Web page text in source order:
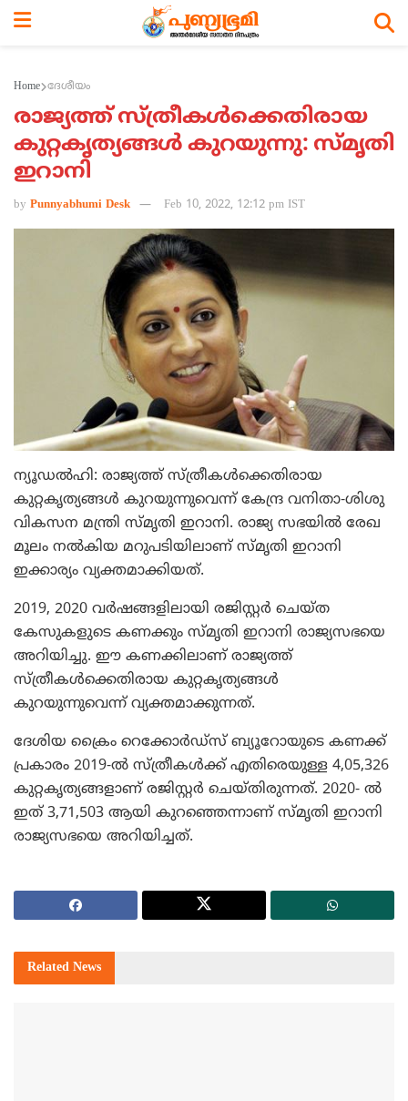
Home ദേശീയം
രാജ്യത്ത് സ്ത്രീകള്‍ക്കെതിരായ
കുറ്റകൃത്യങ്ങള്‍ കുറയുന്നു: സ്മൃതി
ഇറാനി
by Punnyabhumi Desk Feb 10, 2022, 12:12 pm IST
ന്യൂഡല്‍ഹി: രാജ്യത്ത് സ്ത്രീകള്‍ക്കെതിരായ
കുറ്റകൃത്യങ്ങള്‍ കുറയുന്നുവെന്ന് കേന്ദ്ര വനിതാ-ശിശു
വികസന മന്ത്രി സ്മൃതി ഇറാനി. രാജ്യ സഭയില്‍ രേഖ
മൂലം നല്‍കിയ മറുപടിയിലാണ് സ്മൃതി ഇറാനി
ഇക്കാര്യം വ്യക്തമാക്കിയത്.
2019, 2020 വര്‍ഷങ്ങളിലായി രജിസ്റ്റര്‍ ചെയ്ത
കേസുകളുടെ കണക്കും സ്മൃതി ഇറാനി രാജ്യസഭയെ
അറിയിച്ചു. ഈ കണക്കിലാണ് രാജ്യത്ത്
സ്ത്രീകള്‍ക്കെതിരായ കുറ്റകൃത്യങ്ങള്‍
കുറയുന്നുവെന്ന് വ്യക്തമാക്കുന്നത്.
ദേശിയ ക്രൈം റെക്കോര്‍ഡ്സ് ബ്യൂറോയുടെ കണക്ക്
പ്രകാരം 2019-ല്‍ സ്ത്രീകള്‍ക്ക് എതിരെയുള്ള 4,05,326
കുറ്റകൃത്യങ്ങളാണ് രജിസ്റ്റര്‍ ചെയ്തിരുന്നത്. 2020- ല്‍
ഇത് 3,71,503 ആയി കുറഞ്ഞെന്നാണ് സ്മൃതി ഇറാനി
രാജ്യസഭയെ അറിയിച്ചത്.
Related News